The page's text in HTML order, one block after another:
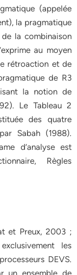
(appelée
la pragmatique
la combinaison
au moyen
rétroaction et de
de R3
la notion de
Le Tableau 2
des quatre
Sabah (1988).
d’analyse est
Règles
et Preux, 2003 ;
les
DEVS.
un ensemble de